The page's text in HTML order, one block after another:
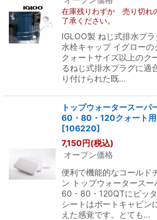
在庫残りわずか 売り切れ
了承ください。
IGLOO製 ねじ式排水プ
水栓キャップ イグロー
クォートサイズ以上のク
るねじ式排水プラグに適
り付けられた既…
トップウォータースーパ
60・80・120クォート用
[106220]
7,150円(税込)
オープン価格
便利で機能的なコールド
ン トップウォータース
60・80・120QTにピッ
シートはボートキャビン
えた感覚です。とても…